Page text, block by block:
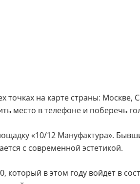
точках на карте страны:
место в телефоне и поберечь
«10/12 Мануфактура».
с современной эстетикой.
в этом году войдет в